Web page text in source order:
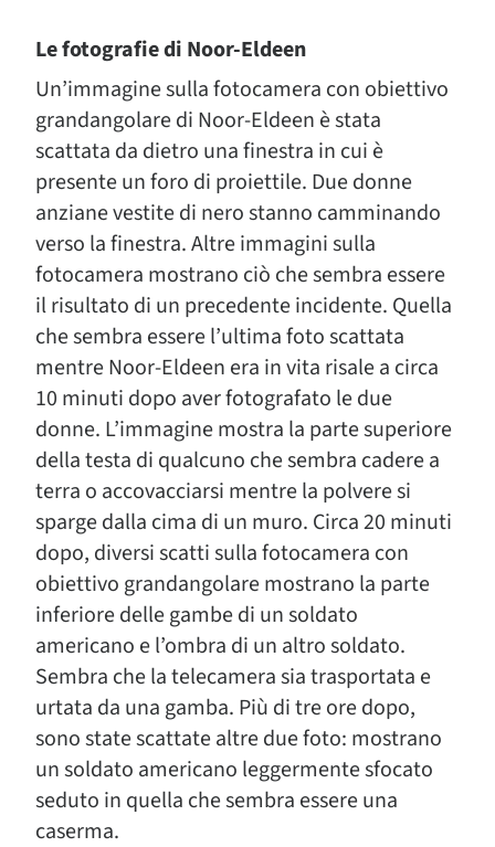
Le fotografie di Noor-Eldeen
Un’immagine sulla fotocamera con obiettivo
grandangolare di Noor-Eldeen è stata
scattata da dietro una finestra in cui è
presente un foro di proiettile. Due donne
anziane vestite di nero stanno camminando
verso la finestra. Altre immagini sulla
fotocamera mostrano ciò che sembra essere
il risultato di un precedente incidente. Quella
che sembra essere l’ultima foto scattata
mentre Noor-Eldeen era in vita risale a circa
10 minuti dopo aver fotografato le due
donne. L’immagine mostra la parte superiore
della testa di qualcuno che sembra cadere a
terra o accovacciarsi mentre la polvere si
sparge dalla cima di un muro. Circa 20 minuti
dopo, diversi scatti sulla fotocamera con
obiettivo grandangolare mostrano la parte
inferiore delle gambe di un soldato
americano e l’ombra di un altro soldato.
Sembra che la telecamera sia trasportata e
urtata da una gamba. Più di tre ore dopo,
sono state scattate altre due foto: mostrano
un soldato americano leggermente sfocato
seduto in quella che sembra essere una
caserma.